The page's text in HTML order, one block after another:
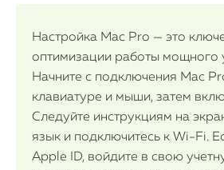
Настройка Mac Pro — это
оптимизации работы мощного
Начните с подключения Mac
клавиатуре и мыши, затем
Следуйте инструкциям на
язык и подключитесь к Wi-Fi.
Apple ID, войдите в свою